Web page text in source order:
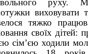
руху.
тяжко
своїх дітей:
сім’єю ходили